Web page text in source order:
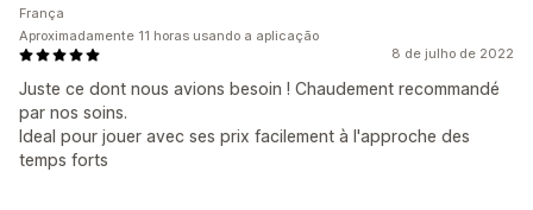
8 de julho de 2022
Juste ce dont nous avions besoin ! Chaudement recommandé
par nos soins.
Ideal pour jouer avec ses prix facilement à l'approche des
temps forts
França
Aproximadamente 11 horas usando a aplicação